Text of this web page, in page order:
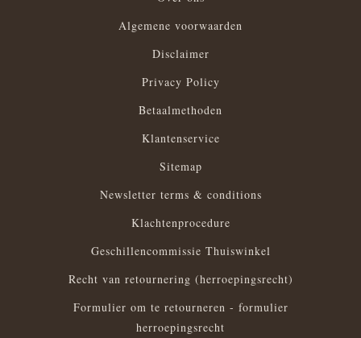
Algemene voorwaarden
Disclaimer
Privacy Policy
Betaalmethoden
Klantenservice
Sitemap
Newsletter terms & conditions
Klachtenprocedure
Geschillencommissie Thuiswinkel
Recht van retournering (herroepingsrecht)
Formulier om te retourneren - formulier
herroepingsrecht